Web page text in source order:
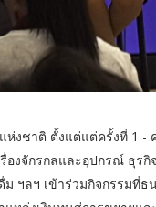
ห่งชาติ ตั้งแต่แต่ครั้งที่ 1
องจักรกลและอุปกรณ์ ธุร
ฯลฯ เข้าร่วมกิจกรรมที่ธ